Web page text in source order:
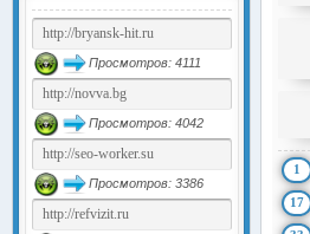
Просмотров: 4111
Просмотров: 4042
Просмотров: 3386
1
17